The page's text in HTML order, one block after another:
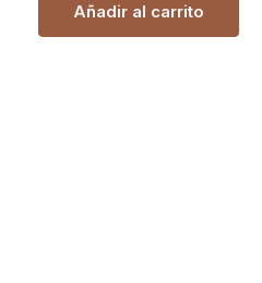
Añadir al carrito